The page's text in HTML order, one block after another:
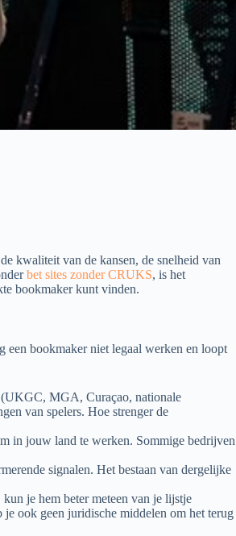
kwaliteit van de kansen, de snelheid van
bet sites zonder CRUKS, is het
bookmaker kunt vinden.
een bookmaker niet legaal werken en loopt
(UKGC, MGA, Curaçao, nationale
van spelers. Hoe strenger de
in jouw land te werken. Sommige bedrijven
signalen. Het bestaan van dergelijke
je hem beter meteen van je lijstje
ook geen juridische middelen om het terug